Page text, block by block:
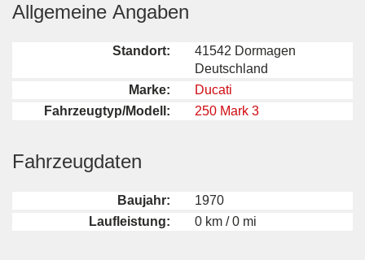
Allgemeine Angaben
Standort:
41542 Dormagen
Deutschland
Marke:
Ducati
Fahrzeugtyp/Modell:
250 Mark 3
Fahrzeugdaten
Baujahr:
1970
Laufleistung:
0 km / 0 mi